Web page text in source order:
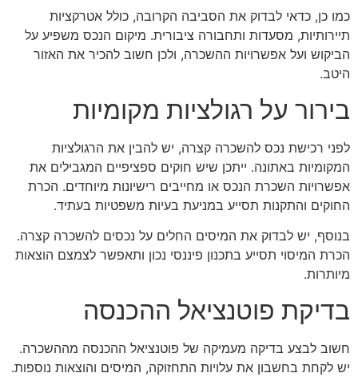
כמו כן, כדאי לבדוק את הסביבה הקרובה, כולל אטרקציות
תיירותיות, מסעדות ותחבורה ציבורית. מיקום הנכס משפיע על
הביקוש ועל אפשרויות ההשכרה, ולכן חשוב להכיר את האזור
היטב.
בירור על רגולציות מקומיות
לפני רכישת נכס להשכרה קצרה, יש להבין את הרגולציות
המקומיות באתונה. ייתכן שיש חוקים ספציפיים המגבילים את
אפשרויות השכרת הנכס או מחייבים רישיונות מיוחדים. הכרת
החוקים והתקנות תסייע במניעת בעיות משפטיות בעתיד.
בנוסף, יש לבדוק את המיסים החלים על נכסים להשכרה קצרה.
הכרת המיסוי תסייע בתכנון פיננסי נכון ותאפשר לצמצם הוצאות
מיותרות.
בדיקת פוטנציאל ההכנסה
חשוב לבצע בדיקה מעמיקה של פוטנציאל ההכנסה מההשכרה.
יש לקחת בחשבון את עלויות התחזוקה, המיסים והוצאות נוספות.